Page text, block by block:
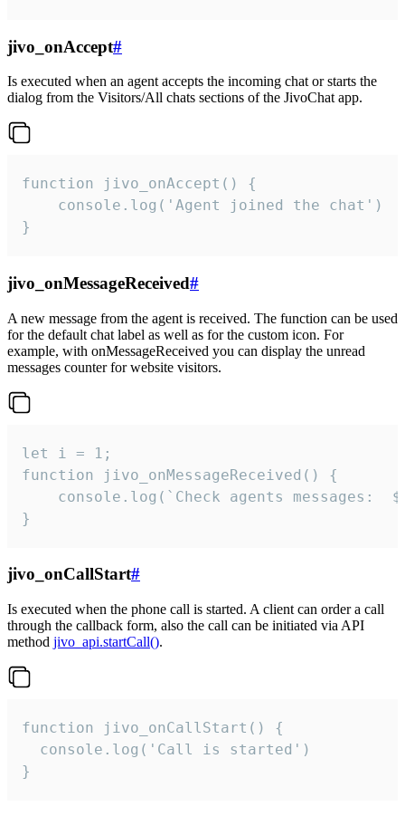
jivo_onAccept#
Is executed when an agent accepts the incoming chat or starts the
dialog from the Visitors/All chats sections of the JivoChat app.
function jivo_onAccept() {
}
jivo_onMessageReceived#
A new message from the agent is received. The function can be used
for the default chat label as well as for the custom icon. For
example, with onMessageReceived you can display the unread
messages counter for website visitors.
let i = 1;
function jivo_onMessageReceived() {
}
jivo_onCallStart#
Is executed when the phone call is started. A client can order a call
through the callback form, also the call can be initiated via API
method jivo_api.startCall().
function jivo_onCallStart() {
  console.log('Call is started')
}